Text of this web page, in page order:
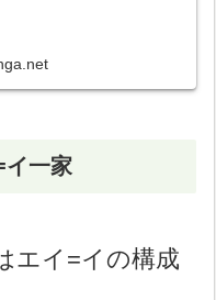
イ一家
エイ=イの構成